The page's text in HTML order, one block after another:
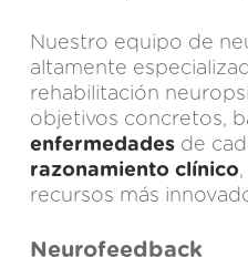
Nuestro equipo de
altamente
rehabilitación
objetivos concretos,
enfermedades de
razonamiento clínico
recursos más
Neurofeedback